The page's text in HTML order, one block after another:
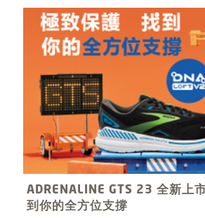
ADRENALINE GTS 23 全新上
到你的全方位支撐